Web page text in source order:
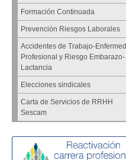
Formación Continuada
Prevención Riesgos Laborales
Accidentes de Trabajo-
Profesional y Riesgo Embarazo-
Lactancia
Elecciones sindicales
Carta de Servicios de RRHH
Sescam